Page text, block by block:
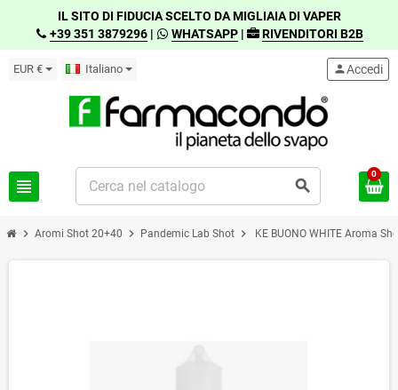
IL SITO DI FIDUCIA SCELTO DA MIGLIAIA DI VAPER
+39 351 3879296 | WHATSAPP | RIVENDITORI B2B
EUR € Italiano
view_headline search
personAccedi
0
chevron_right Aromi Shot 20+40 chevron_right Pandemic Lab Shot chevron_right KE BUONO WHITE Aroma